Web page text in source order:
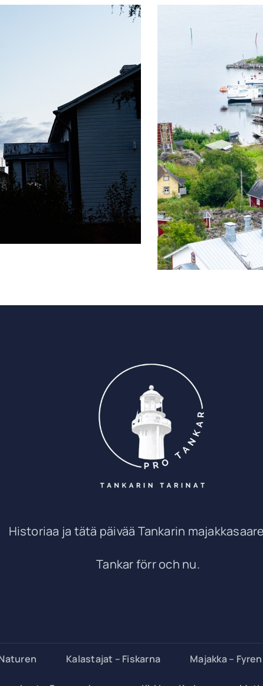
Historiaa ja tätä päivää Tankarin
Tankar förr och nu.
Kalastajat – Fiskarna Majakka – Fyren